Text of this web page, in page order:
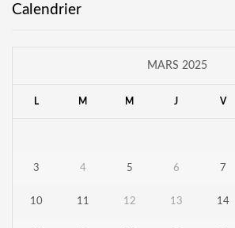
Calendrier
MARS 2025
L M M J V
3 4 5 6 7
10 11 12 13 14